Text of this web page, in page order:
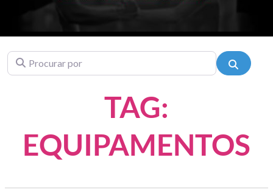
Procurar por
TAG:
EQUIPAMENTOS